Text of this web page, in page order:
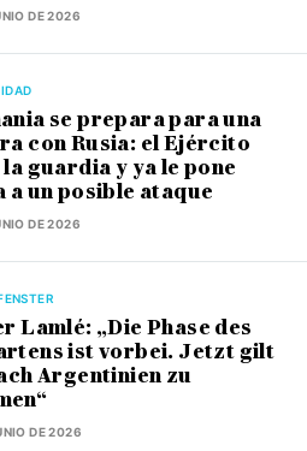
DE 2026
se prepara para una
con Rusia: el Ejército
la guardia y ya le pone
a un posible ataque
DE 2026
Lamlé: „Die Phase des
ist vorbei. Jetzt gilt
Argentinien zu
DE 2026